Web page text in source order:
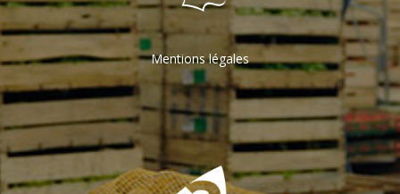
Mentions légales